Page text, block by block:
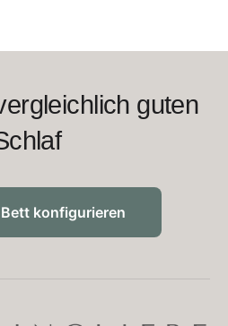
guten
konfigurieren